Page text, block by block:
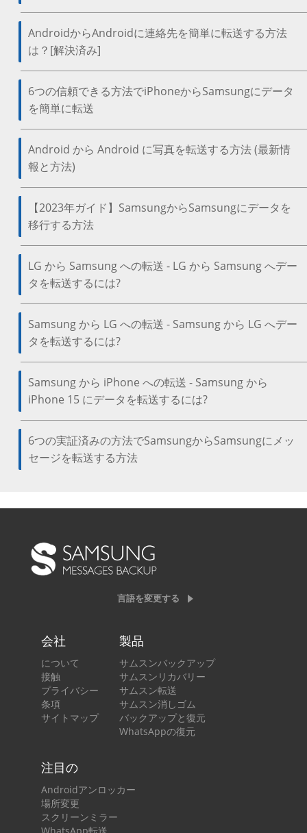
AndroidからAndroidに連絡先を簡単に転送する方法
は？[解決済み]
6つの信頼できる方法でiPhoneからSamsungにデータ
を簡単に転送
Android から Android に写真を転送する方法 (最新情
報と方法)
【2023年ガイド】SamsungからSamsungにデータを
移行する方法
LG から Samsung への転送 - LG から Samsung へデー
タを転送するには?
Samsung から LG への転送 - Samsung から LG へデー
タを転送するには?
Samsung から iPhone への転送 - Samsung から
iPhone 15 にデータを転送するには?
6つの実証済みの方法でSamsungからSamsungにメッ
セージを転送する方法
言語を変更する
会社
について
接触
プライバシー
条項
サイトマップ
製品
サムスンバックアップ
サムスンリカバリー
サムスン転送
サムスン消しゴム
バックアップと復元
WhatsAppの復元
注目の
Androidアンロッカー
場所変更
スクリーンミラー
WhatsApp転送